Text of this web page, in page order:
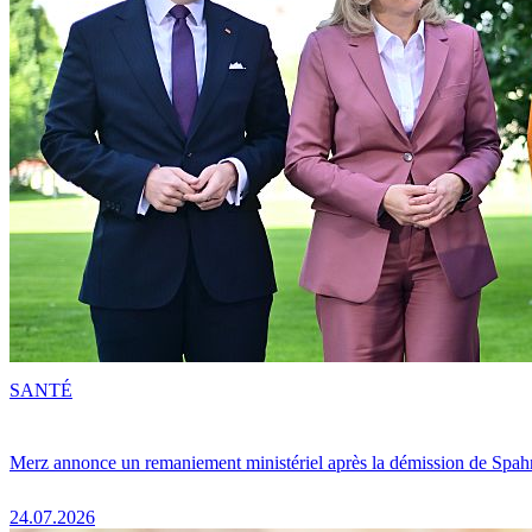
Merz annonce un remaniement ministériel après la démission de
24.07.2026
SANTÉ